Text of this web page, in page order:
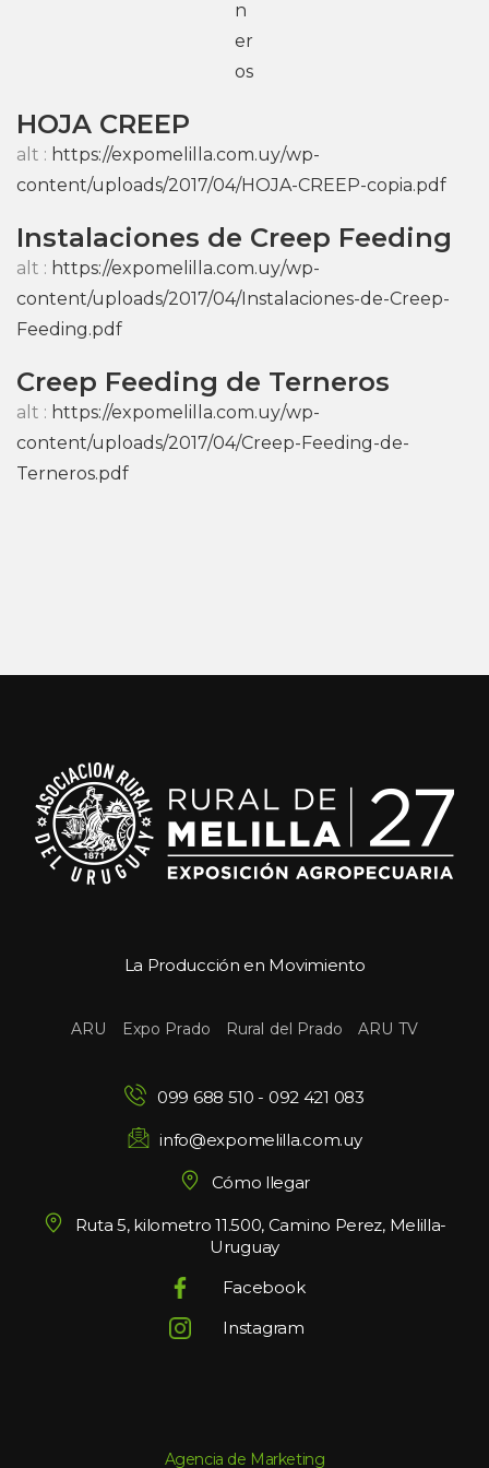
n
er
o
HOJA CREEP
alt : https://expomelilla.com.uy/wp-
content/uploads/2017/04/HOJA-CREEP-copia.pdf
Instalaciones de Creep Feeding
alt : https://expomelilla.com.uy/wp-
content/uploads/2017/04/Instalaciones-de-Creep-
Feeding.pdf
Creep Feeding de Ternero
alt : https://expomelilla.com.uy/wp-
content/uploads/2017/04/Creep-Feeding-de-
Terneros.pdf
La Producción en Movimiento
ARU Expo Prado Rural del Prado ARU TV
099 688 510 - 092 421 083
info@expomelilla.com.uy
Cómo llegar
Ruta 5, kilometro 11.500, Camino Perez, Melilla-
Uruguay
Facebook
Instagram
Agencia de Marketing